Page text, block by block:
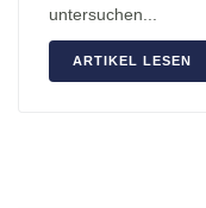
untersuchen...
ARTIKEL LESEN